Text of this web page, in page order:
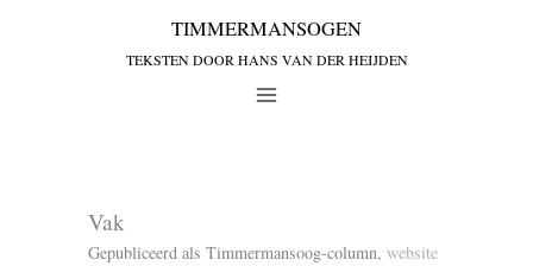
Vak
Gepubliceerd als Timmermansoog-column, website